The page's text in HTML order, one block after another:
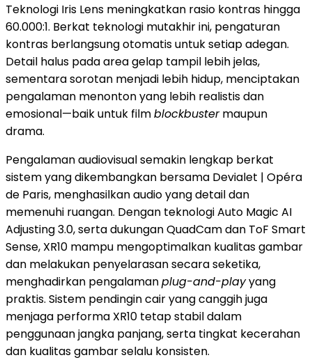
Teknologi Iris Lens meningkatkan rasio kontras hingga
60.000:1. Berkat teknologi mutakhir ini, pengaturan
kontras berlangsung otomatis untuk setiap adegan.
Detail halus pada area gelap tampil lebih jelas,
sementara sorotan menjadi lebih hidup, menciptakan
pengalaman menonton yang lebih realistis dan
emosional—baik untuk filmblockbustermaupun
drama.
Pengalaman audiovisual semakin lengkap berkat
sistem yang dikembangkan bersama Devialet | Opéra
de Paris, menghasilkan audio yang detail dan
memenuhi ruangan. Dengan teknologi Auto Magic AI
Adjusting 3.0, serta dukungan QuadCam dan ToF Smart
Sense, XR10 mampu mengoptimalkan kualitas gambar
dan melakukan penyelarasan secara seketika,
menghadirkan pengalamanplug-and-playyang
praktis. Sistem pendingin cair yang canggih juga
menjaga performa XR10 tetap stabil dalam
penggunaan jangka panjang, serta tingkat kecerahan
dan kualitas gambar selalu konsisten.